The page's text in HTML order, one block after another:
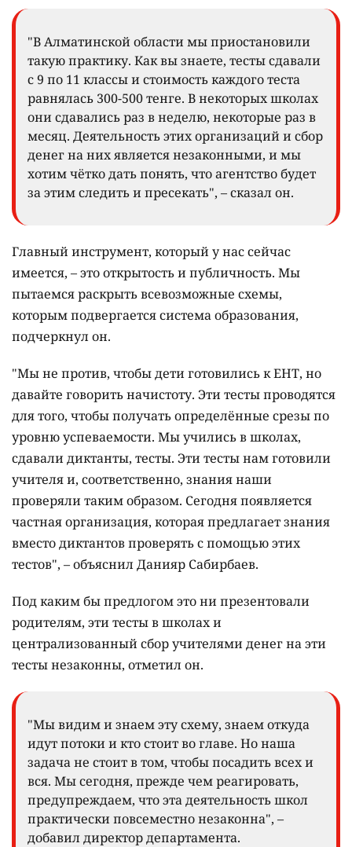
"В Алматинской области мы приостановили
такую практику. Как вы знаете, тесты сдавали
с 9 по 11 классы и стоимость каждого теста
равнялась 300-500 тенге. В некоторых школах
они сдавались раз в неделю, некоторые раз в
месяц. Деятельность этих организаций и сбор
денег на них является незаконными, и мы
хотим чётко дать понять, что агентство будет
за этим следить и пресекать", – сказал он.
Главный инструмент, который у нас сейчас
имеется, – это открытость и публичность. Мы
пытаемся раскрыть всевозможные схемы,
которым подвергается система образования,
подчеркнул он.
"Мы не против, чтобы дети готовились к ЕНТ, но
давайте говорить начистоту. Эти тесты проводятся
для того, чтобы получать определённые срезы по
уровню успеваемости. Мы учились в школах,
сдавали диктанты, тесты. Эти тесты нам готовили
учителя и, соответственно, знания наши
проверяли таким образом. Сегодня появляется
частная организация, которая предлагает знания
вместо диктантов проверять с помощью этих
тестов", – объяснил Данияр Сабирбаев.
Под каким бы предлогом это ни презентовали
родителям, эти тесты в школах и
централизованный сбор учителями денег на эти
тесты незаконны, отметил он.
"Мы видим и знаем эту схему, знаем откуда
идут потоки и кто стоит во главе. Но наша
задача не стоит в том, чтобы посадить всех и
вся. Мы сегодня, прежде чем реагировать,
предупреждаем, что эта деятельность школ
практически повсеместно незаконна", –
добавил директор департамента.